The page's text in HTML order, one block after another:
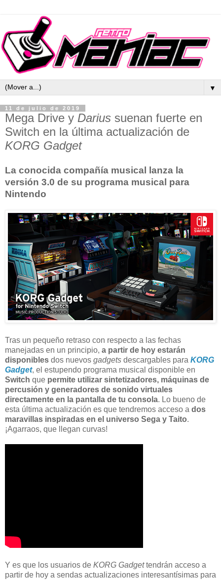
▼
11 de julio de 2019
Mega Drive y Darius suenan fuerte en
Switch en la última actualización de
KORG Gadget
La conocida compañía musical lanza la
versión 3.0 de su programa musical para
Nintendo
Tras un pequeño retraso con respecto a las fechas
manejadas en un principio, a partir de hoy estarán
disponibles dos nuevos gadgets descargables para KORG
Gadget, el estupendo programa musical disponible en
Switch que permite utilizar sintetizadores, máquinas de
percusión y generadores de sonido virtuales
directamente en la pantalla de tu consola. Lo bueno de
esta última actualización es que tendremos acceso a dos
maravillas inspiradas en el universo Sega y Taito.
¡Agarraos, que llegan curvas!
Y es que los usuarios de KORG Gadgettendrán acceso a
partir de hoy a sendas actualizaciones interesantísimas para